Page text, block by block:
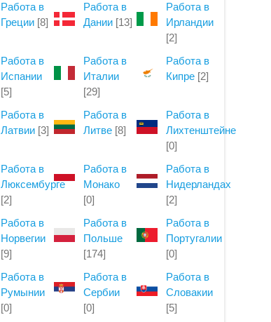
Работа в
Греции [8]
Работа в
Дании [13]
Работа в
Ирландии
[2]
Работа в
Испании
[5]
Работа в
Италии
[29]
Работа в
Кипре [2]
Работа в
Латвии [3]
Работа в
Литве [8]
Работа в
Лихтенштейне
[0]
Работа в
Люксембурге
[2]
Работа в
Монако
[0]
Работа в
Нидерландах
[2]
Работа в
Норвегии
[9]
Работа в
Польше
[174]
Работа в
Португалии
[0]
Работа в
Румынии
[0]
Работа в
Сербии
[0]
Работа в
Словакии
[5]